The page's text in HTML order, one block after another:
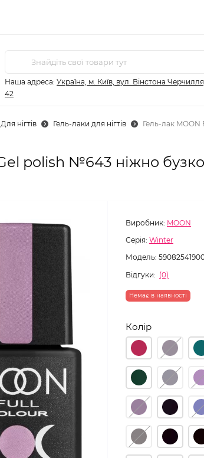
Наша адреса: Україна, м. Київ, вул. Вінстона
42
Для нігтів Гель-лаки для нігтів Гель-лак
polish №643 ніжно
Виробник: MOON
Серія: Winter
Модель:
Відгуки: (0)
Немає в наявності
Колір